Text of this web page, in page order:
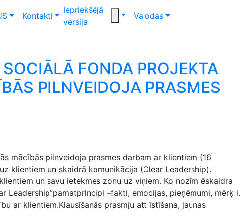
Kontakti
Iepriekšējā
versija
Valodas
FONDA PROJEKTA
PILNVEIDOJA PRASMES
mācībās pilnveidoja prasmes darbam ar klientiem (16
klientiem un skaidrā komunikācija (Clear Leadership).
un savu ietekmes zonu uz viņiem. Ko nozīm ēskaidra
–fakti, emocijas, pieņēmumi, mērķ i.
ar klientiem.Klausīšanās prasmju att īstīšana, jaunas